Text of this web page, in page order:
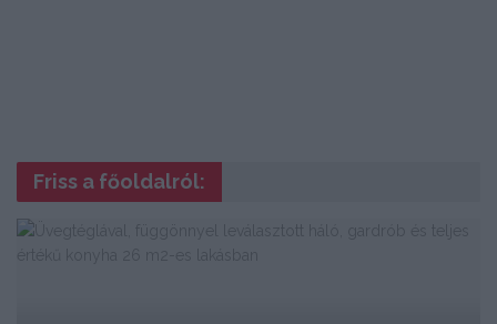
Friss a főoldalról: